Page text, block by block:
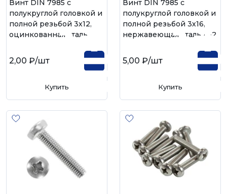
Винт DIN 7985 с
полукруглой головкой и
полной резьбой 3х12,
оцинкованная сталь
2,00 ₽/шт
Купить
Винт DIN 7985 с
полукруглой головкой и
полной резьбой 3х16,
нержавеющая сталь А-2
5,00 ₽/шт
Купить